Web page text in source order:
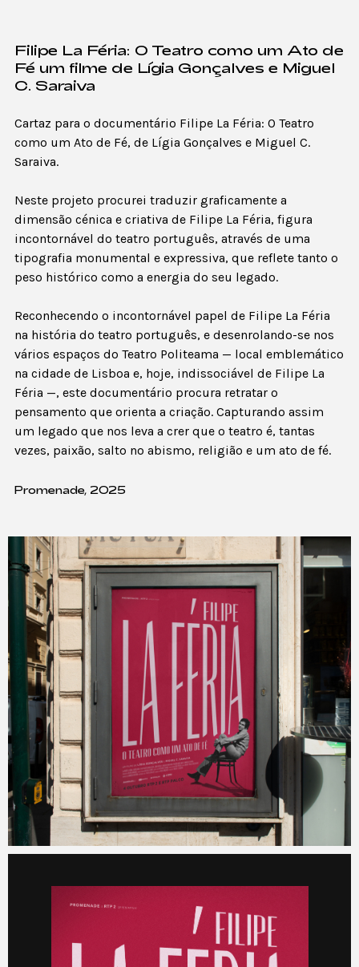
Filipe La Féria: O Teatro como um Ato de
Fé um filme de Lígia Gonçalves e Miguel
C. Saraiva
Cartaz para o documentário Filipe La Féria: O Teatro
como um Ato de Fé, de Lígia Gonçalves e Miguel C.
Saraiva.
Neste projeto procurei traduzir graficamente a
dimensão cénica e criativa de Filipe La Féria, figura
incontornável do teatro português, através de uma
tipografia monumental e expressiva, que reflete tanto o
peso histórico como a energia do seu legado.
Reconhecendo o incontornável papel de Filipe La Féria
na história do teatro português, e desenrolando-se nos
vários espaços do Teatro Politeama — local emblemático
na cidade de Lisboa e, hoje, indissociável de Filipe La
Féria —, este documentário procura retratar o
pensamento que orienta a criação. Capturando assim
um legado que nos leva a crer que o teatro é, tantas
vezes, paixão, salto no abismo, religião e um ato de fé.
Promenade, 2025